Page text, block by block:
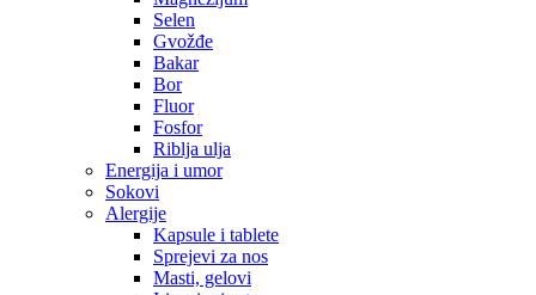
Selen
Gvožđe
Bakar
Bor
Fluor
Fosfor
Riblja ulja
Energija i umor
Sokovi
Alergije
Kapsule i tablete
Sprejevi za nos
Masti, gelovi